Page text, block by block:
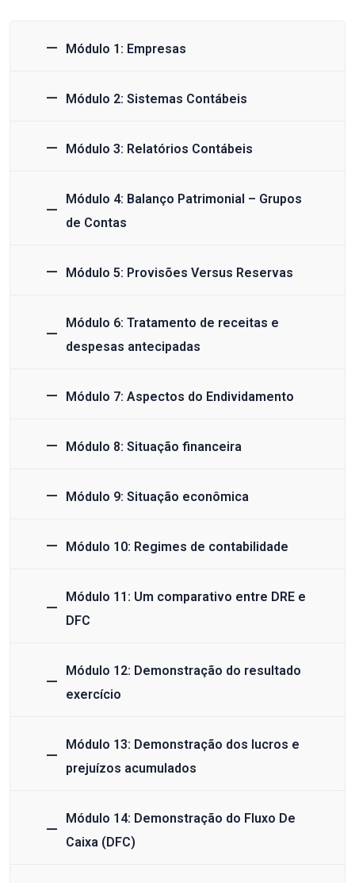
Módulo 1: Empresas
Módulo 2: Sistemas Contábeis
Módulo 3: Relatórios Contábeis
Módulo 4: Balanço Patrimonial – Grupos
de Contas
Módulo 5: Provisões Versus Reservas
Módulo 6: Tratamento de receitas e
despesas antecipadas
Módulo 7: Aspectos do Endividamento
Módulo 8: Situação financeira
Módulo 9: Situação econômica
Módulo 10: Regimes de contabilidade
Módulo 11: Um comparativo entre DRE e
DFC
Módulo 12: Demonstração do resultado
exercício
Módulo 13: Demonstração dos lucros e
prejuízos acumulados
Módulo 14: Demonstração do Fluxo De
Caixa (DFC)